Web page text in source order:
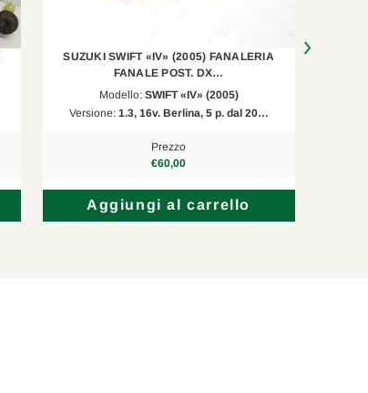
SUZUKI SWIFT «IV» (2005) FANALERIA
FANALE POST. DX…
Modello: SWIFT «IV» (2005)
Versione: 1.3, 16v. Berlina, 5 p. dal 20…
Prezzo
€60,00
Aggiungi al carrello